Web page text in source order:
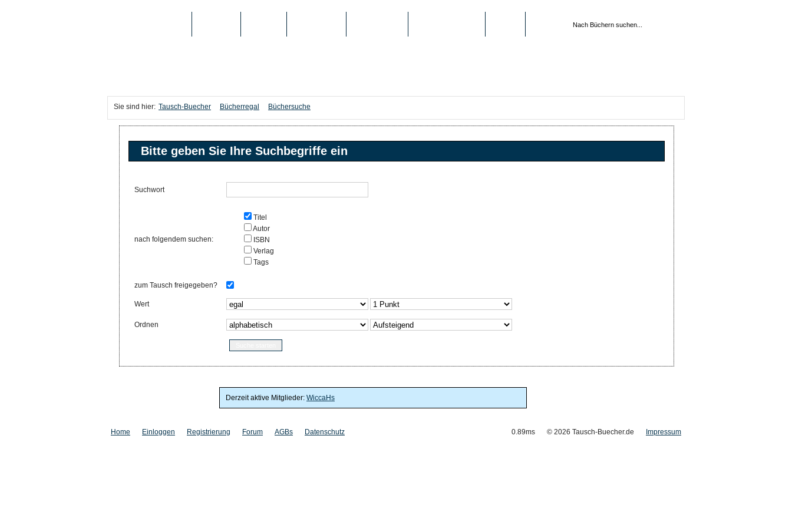
Sie sind hier: Tausch-Buecher Bücherregal Büchersuche
Bitte geben Sie Ihre Suchbegriffe ein
Suchwort
nach folgendem suchen:
Titel
Autor
ISBN
Verlag
Tags
zum Tausch freigegeben?
Wert
Ordnen
Derzeit aktive Mitglieder: WiccaHs
Home Einloggen Registrierung Forum AGBs Datenschutz 0.89ms © 2026 Tausch-Buecher.de Impressum